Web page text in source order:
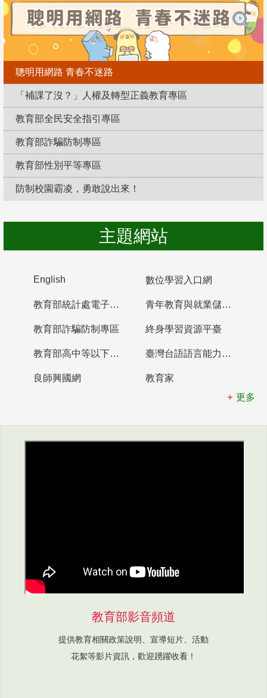
聰明用網路 青春不迷路
「補課了沒？」人權及轉型正義教育專區
教育部全民安全指引專區
教育部詐騙防制專區
教育部性別平等專區
防制校園霸凌，勇敢說出來！
主題網站
English 數位學習入口網
教育部統計處電子書櫃 青年教育與就業儲蓄帳戶
教育部詐騙防制專區 終身學習資源平臺
教育部高中等以下學校及幼兒園教師資格檢定考試 臺灣台語語言能力認證網站
良師興國網
教育家
更多
教育部影音頻道
提供教育相關政策說明、宣導短片、活動
花絮等影片資訊，歡迎踴躍收看！